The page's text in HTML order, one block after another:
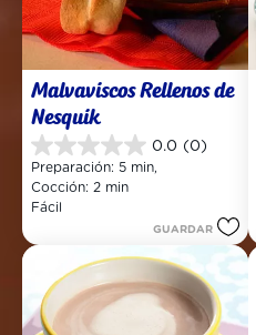
Malvaviscos Rellenos de
Nesquik
0.0 (0)
0.0
de
5
estrellas.
Preparación: 5 min,
Cocción: 2 min
Fácil
GUARDAR